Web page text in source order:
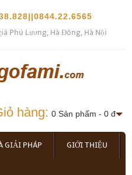
Phú Lương, Hà Đông, Hà Nội
hàng: 0 Sản phẩm - 0 đ
GIẢI PHÁP GIỚI THIỆU